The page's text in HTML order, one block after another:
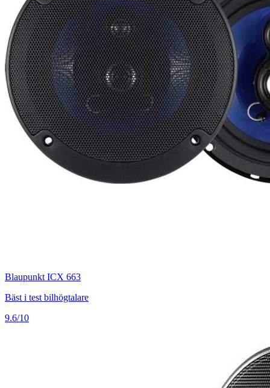
Blaupunkt ICX 663
Bäst i test bilhögtalare
9.6/10